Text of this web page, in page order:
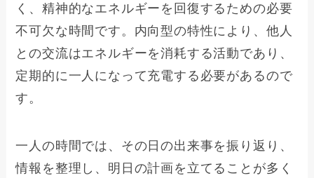
く、精神的なエネルギーを回復するための必要
不可欠な時間です。内向型の特性により、他人
との交流はエネルギーを消耗する活動であり、
定期的に一人になって充電する必要があるので
す。
一人の時間では、その日の出来事を振り返り、
情報を整理し、明日の計画を立てることが多く